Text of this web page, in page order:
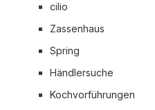
cilio
Zassenhaus
Spring
Händlersuche
Kochvorführungen